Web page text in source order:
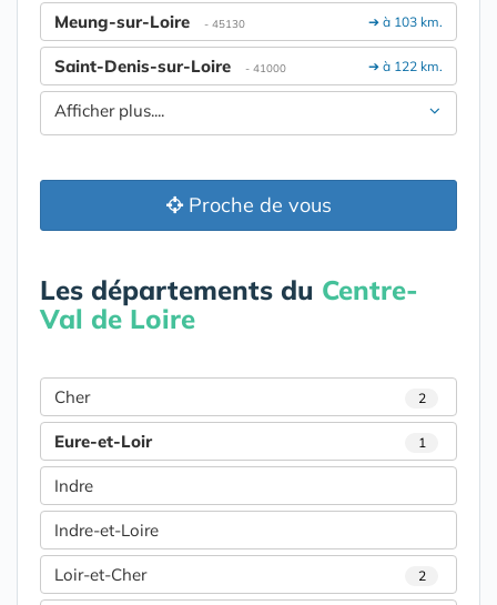
➔ à 103 km.
Meung-sur-Loire - 45130
➔ à 122 km.
Saint-Denis-sur-Loire - 41000
Afficher plus....
Proche de vous
Les départements du Centre-
Val de Loire
Cher 2
Eure-et-Loir 1
Indre
Indre-et-Loire
Loir-et-Cher 2